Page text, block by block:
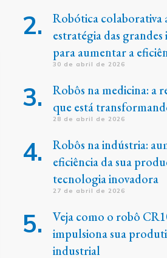
Robótica colaborativa
estratégia das
para aumentar a
30 de abril de 2026
Robôs na medicina: a
que está
28 de abril de 2026
Robôs na indústria:
eficiência da sua
tecnologia inovadora
27 de abril de 2026
Veja como o robô
impulsiona sua
industrial